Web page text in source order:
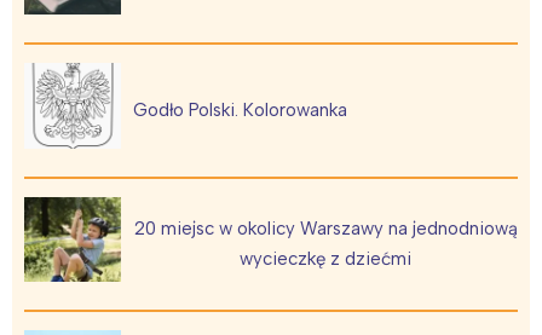
Godło Polski. Kolorowanka
20 miejsc w okolicy Warszawy na jednodniową
wycieczkę z dziećmi